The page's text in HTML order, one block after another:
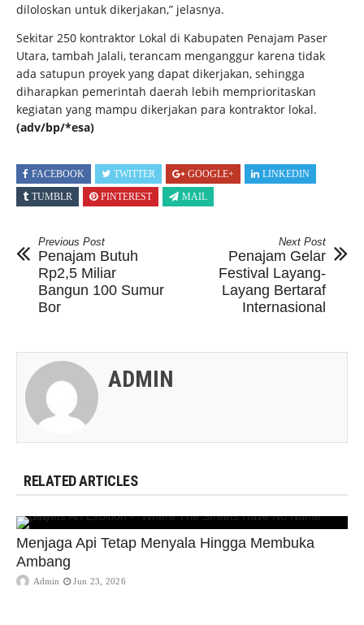
diloloskan untuk dikerjakan,” jelasnya.
Sekitar 250 kontraktor Lokal di Kabupaten Penajam Paser
Utara, tambah Jalali, terancam menganggur karena tidak
ada satupun proyek yang dapat dikerjakan, sehingga
diharapkan pemerintah daerah lebih memprioritaskan
kegiatan yang mampu dikerjakan para kontraktor lokal.
(adv/bp/*esa)
FACEBOOK TWITTER GOOGLE+
LINKEDIN
TUMBLR
PINTEREST MAIL
Previous Post
Penajam Butuh
Rp2,5 Miliar
Bangun 100 Sumur
Bor
Next Post
Penajam Gelar
Festival Layang-
Layang Bertaraf
Internasional
ADMIN
RELATED ARTICLES
Menjaga Api Tetap Menyala Hingga Membuka
Ambang
Admin Jun 23, 2026